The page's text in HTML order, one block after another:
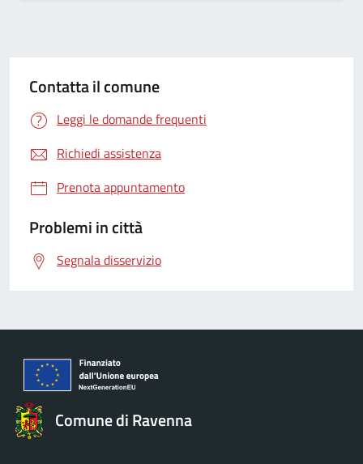
Contatta il comune
Leggi le domande frequenti
Richiedi assistenza
Prenota appuntamento
Problemi in città
Segnala disservizio
Comune di Ravenna